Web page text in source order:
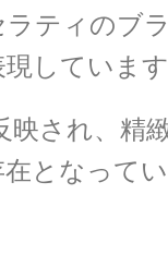
ティのブ
しています
され、精
となってい